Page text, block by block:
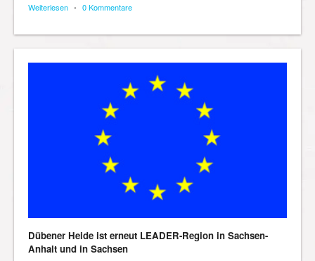
Weiterlesen • 0 Kommentare
Dübener Heide ist erneut LEADER-Region in Sachsen-
Anhalt und in Sachsen